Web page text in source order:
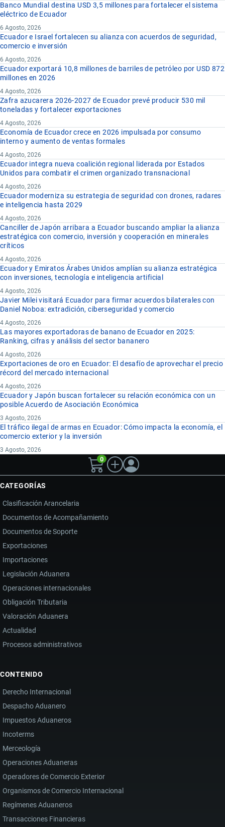
Banco Mundial destina USD 3,5 millones para fortalecer el sistema
eléctrico de Ecuador
6 Agosto, 2026
Ecuador e Israel fortalecen su alianza con acuerdos de seguridad,
comercio e inversión
6 Agosto, 2026
Ecuador exportará 10,8 millones de barriles de petróleo por USD 872
millones en 2026
4 Agosto, 2026
Zafra azucarera 2026-2027 de Ecuador prevé producir 530 mil
toneladas y fortalecer exportaciones
4 Agosto, 2026
Economía de Ecuador crece en 2026 impulsada por consumo
interno y aumento de ventas formales
4 Agosto, 2026
Ecuador integra nueva coalición regional liderada por Estados
Unidos para combatir el crimen organizado transnacional
4 Agosto, 2026
Ecuador moderniza su estrategia de seguridad con drones, radares
e inteligencia hasta 2029
4 Agosto, 2026
Canciller de Japón arribara a Ecuador buscando ampliar la alianza
estratégica con comercio, inversión y cooperación en minerales
críticos
4 Agosto, 2026
Ecuador y Emiratos Árabes Unidos amplían su alianza estratégica
con inversiones, tecnología e inteligencia artificial
4 Agosto, 2026
Javier Milei visitará Ecuador para firmar acuerdos bilaterales con
Daniel Noboa: extradición, ciberseguridad y comercio
4 Agosto, 2026
Las mayores exportadoras de banano de Ecuador en 2025:
Ranking, cifras y análisis del sector bananero
4 Agosto, 2026
Exportaciones de oro en Ecuador: El desafío de aprovechar el precio
récord del mercado internacional
4 Agosto, 2026
Ecuador y Japón buscan fortalecer su relación económica con un
posible Acuerdo de Asociación Económica
3 Agosto, 2026
El tráfico ilegal de armas en Ecuador: Cómo impacta la economía, el
comercio exterior y la inversión
3 Agosto, 2026
0
CATEGORÍAS
Clasificación Arancelaria
Documentos de Acompañamiento
Documentos de Soporte
Exportaciones
Importaciones
Legislación Aduanera
Operaciones internacionales
Obligación Tributaria
Valoración Aduanera
Actualidad
Procesos administrativos
CONTENIDO
Derecho Internacional
Despacho Aduanero
Impuestos Aduaneros
Incoterms
Merceología
Operaciones Aduaneras
Operadores de Comercio Exterior
Organismos de Comercio Internacional
Regímenes Aduaneros
Transacciones Financieras